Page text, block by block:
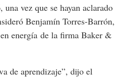
vez que se hayan aclarado
Benjamín Torres-Barrón,
energía de la firma Baker &
de aprendizaje”, dijo el